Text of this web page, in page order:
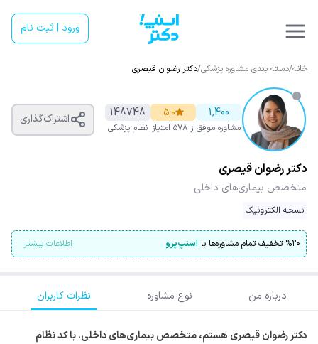
ورود | ثبت نام
خانه/دسته بندی مشاوره پزشکی/دکتر رضوان قیصری
1,400
مشاوره موفق
۵.۰
از ۵۷۸ امتیاز
148748
نظام پزشکی
اشتراک‌گذاری
دکتر رضوان قیصری
متخصص بیماری‌های داخلی
نسخه الکترونیک
%۲۰ تخفیف تمام مشاوره‌ها با اسنپ‌پرو اطلاعات بیشتر
درباره من نوع مشاوره نظرات کاربران
دکتر رضوان قیصری هستم، متخصص بیماری‌های داخلی. با کد نظام